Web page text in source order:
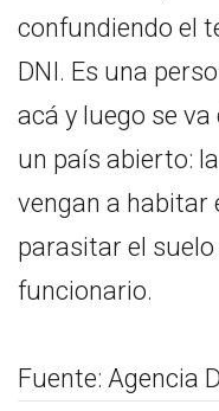
confundiendo el
DNI. Es una
acá y luego se
un país abierto:
vengan a habitar
parasitar el
funcionario.
Fuente: Agencia